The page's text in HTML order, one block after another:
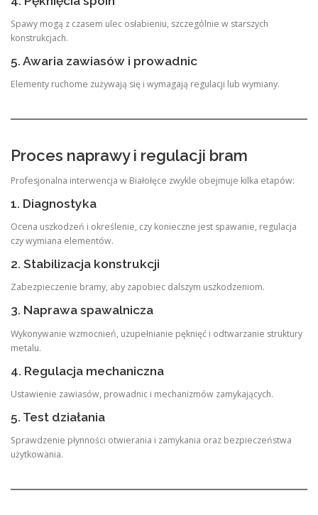
Spawy mogą z czasem ulec osłabieniu, szczególnie w starszych
konstrukcjach.
5. Awaria zawiasów i prowadnic
Elementy ruchome zużywają się i wymagają regulacji lub wymiany.
Proces naprawy i regulacji bram
Profesjonalna interwencja w Białołęce zwykle obejmuje kilka etapów:
1. Diagnostyka
Ocena uszkodzeń i określenie, czy konieczne jest spawanie, regulacja
czy wymiana elementów.
2. Stabilizacja konstrukcji
Zabezpieczenie bramy, aby zapobiec dalszym uszkodzeniom.
3. Naprawa spawalnicza
Wykonywanie wzmocnień, uzupełnianie pęknięć i odtwarzanie struktury
metalu.
4. Regulacja mechaniczna
Ustawienie zawiasów, prowadnic i mechanizmów zamykających.
5. Test działania
Sprawdzenie płynności otwierania i zamykania oraz bezpieczeństwa
użytkowania.